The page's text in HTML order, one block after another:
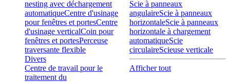
nesting avec déchargement
automatiqueCentre d'usinage
pour fenêtres et portesCentre
d'usinage verticalCoin pour
fenêtres et portesPerceuse
traversante flexible
Divers
Centre de travail pour le
traitement du
Scie à panneaux
angulaireScie à panneaux
horizontaleScie à panneaux
horizontale à chargement
automatiqueScie
circulaireScieuse verticale
Afficher tout